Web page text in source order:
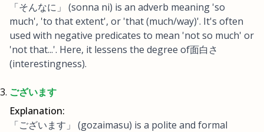
「そんなに」 (sonna ni) is an adverb meaning 'so
much', 'to that extent', or 'that (much/way)'. It's often
used with negative predicates to mean 'not so much' or
'not that...'. Here, it lessens the degree of面白さ
(interestingness).
ございます
Explanation:
「ございます」 (gozaimasu) is a polite and formal